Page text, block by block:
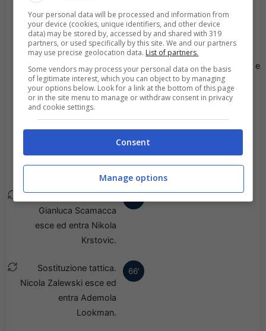
destro!
70'
Goal - Nico Serrano
colpisce al volo la palla e
la manda in rete con il
sinistro. Che
68'
Unai Gomez esce ed
entra Nico Serrano.
Sostituzione tattica.
Gianluca Scamacca
esce ed entra Nikola
Krstovic.
66'
Sostituzione tattica.
Nicola Zalewski esce ed
entra Ademola
Lookman.
Your personal data will be processed and information from
your device (cookies, unique identifiers, and other device
data) may be stored by, accessed by and shared with 319
partners, or used specifically by this site. We and our partners
may use precise geolocation data. List of partners.
Some vendors may process your personal data on the basis
of legitimate interest, which you can object to by managing
your options below. Look for a link at the bottom of this page
or in the site menu to manage or withdraw consent in privacy
and cookie settings.
Consent
Manage options